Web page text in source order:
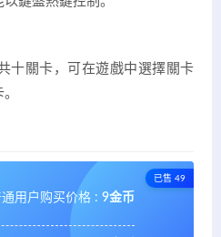
十關卡，可在遊戲中選擇關卡
已售 49
用户购买价格 : 9金币